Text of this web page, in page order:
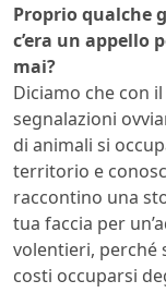
Proprio qualche
c’era un appello
mai?
Diciamo che con
segnalazioni
di animali si
territorio e
raccontino una
tua faccia per
volentieri, perché
costi occuparsi